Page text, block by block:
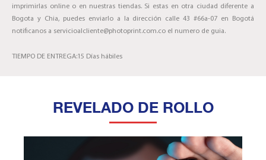
imprimirlas online o en nuestras tiendas. Si estas en otra ciudad diferente a
Bogota y Chia, puedes enviarlo a la dirección calle 43 #66a-07 en Bogotá
notificanos a servicioalcliente@photoprint.com.co el numero de guia.
TIEMPO DE ENTREGA:15 Días hábiles
REVELADO DE ROLLO